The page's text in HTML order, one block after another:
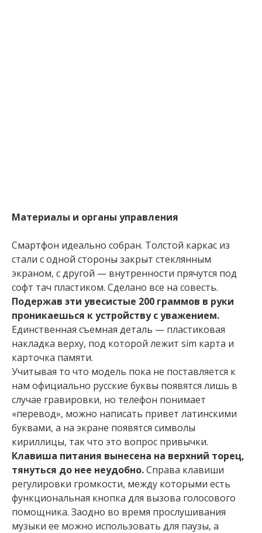
Материалы и органы управления
Смартфон идеально собран. Толстой каркас из
стали с одной стороны закрыт стеклянным
экраном, с другой — внутренности прячутся под
софт тач пластиком. Сделано все на совесть.
Подержав эти увесистые 200 граммов в руки
проникаешься к устройству с уважением.
Единственная съемная деталь — пластиковая
накладка верху, под которой лежит sim карта и
карточка памяти.
Учитывая то что модель пока не поставляется к
нам официально русские буквы появятся лишь в
случае гравировки, но телефон понимает
«перевод», можно написать привет латинскими
буквами, а на экране появятся символы
кириллицы, так что это вопрос привычки.
Клавиша питания вынесена на верхний торец,
тянуться до нее неудобно.Справа клавиши
регулировки громкости, между которыми есть
функциональная кнопка для вызова голосового
помощника. Заодно во время прослушивания
музыки ее можно использовать для паузы, а